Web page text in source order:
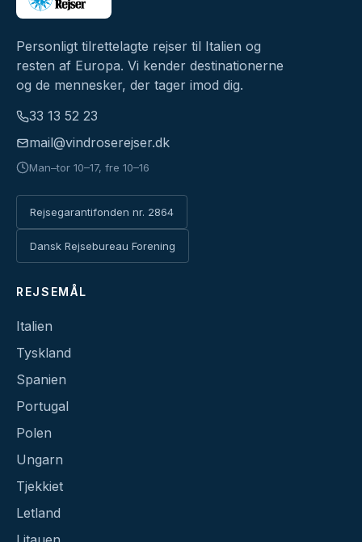
Personligt tilrettelagte rejser til Italien og
resten af Europa. Vi kender destinationerne
og de mennesker, der tager imod dig.
33 13 52 23
mail@vindroserejser.dk
Man–tor 10–17, fre 10–16
Rejsegarantifonden nr. 2864
Dansk Rejsebureau Forening
REJSEMÅL
Italien
Tyskland
Spanien
Portugal
Polen
Ungarn
Tjekkiet
Letland